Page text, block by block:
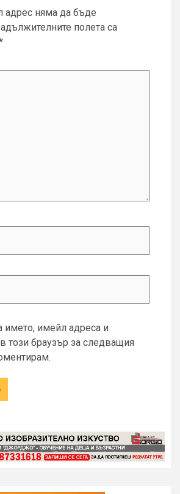
адрес няма да бъде
полета са
името, имейл адреса и
този браузър за следващия